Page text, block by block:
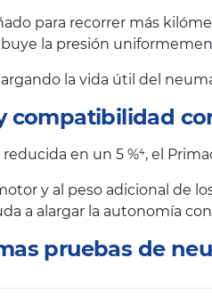
para recorrer más
la presión
la vida útil del
compatibilidad
en un 5 %⁴, el
y al peso adicional de
a alargar la autonomía
pruebas de